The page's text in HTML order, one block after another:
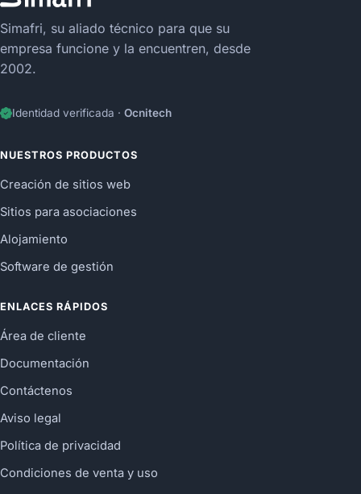
Simafri, su aliado técnico para que su
empresa funcione y la encuentren, desde
2002.
Identidad verificada · Ocnitech
NUESTROS PRODUCTOS
Creación de sitios web
Sitios para asociaciones
Alojamiento
Software de gestión
ENLACES RÁPIDOS
Área de cliente
Documentación
Contáctenos
Aviso legal
Política de privacidad
Condiciones de venta y uso